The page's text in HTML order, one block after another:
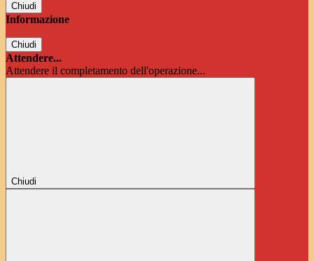
Chiudi
Informazione
Chiudi
Attendere...
Attendere il completamento dell'operazione...
Chiudi